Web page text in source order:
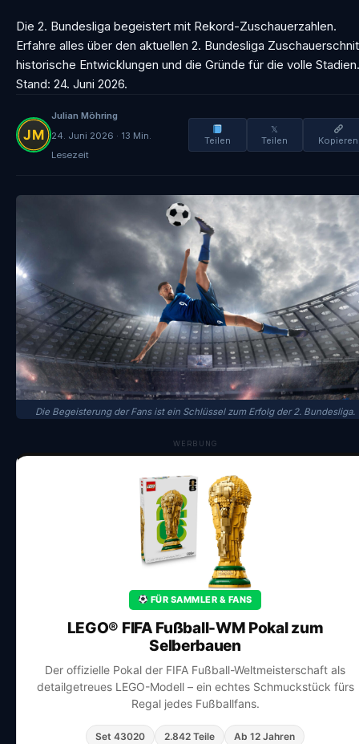
Die 2. Bundesliga begeistert mit Rekord-Zuschauerzahlen.
Erfahre alles über den aktuellen 2. Bundesliga
historische Entwicklungen und die Gründe für die volle Stadien.
Stand: 24. Juni 2026.
Julian Möhring
24. Juni 2026 · 13 Min.
Lesezeit
Teilen
𝕏
Teilen
Kopieren
Die Begeisterung der Fans ist ein Schlüssel zum Erfolg der 2. Bundesliga.
WERBUNG
FÜR SAMMLER & FANS
LEGO® FIFA Fußball-WM Pokal zum
Selberbauen
Der offizielle Pokal der FIFA Fußball-Weltmeisterschaft als
detailgetreues LEGO-Modell – ein echtes Schmuckstück fürs
Regal jedes Fußballfans.
Set 43020 2.842 Teile Ab 12 Jahren